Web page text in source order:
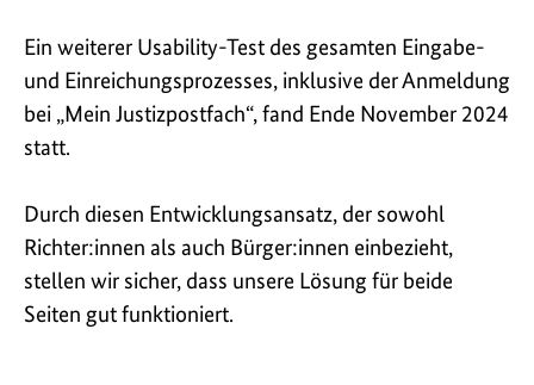
Ein weiterer Usability-Test des gesamten Eingabe-
und Einreichungs­prozesses, inklusive der Anmeldung
bei „Mein Justizpostfach“, fand Ende November 2024
statt.
Durch diesen Entwicklungsansatz, der sowohl
Richter:innen als auch Bürger:innen einbezieht,
stellen wir sicher, dass unsere Lösung für beide
Seiten gut funktioniert.